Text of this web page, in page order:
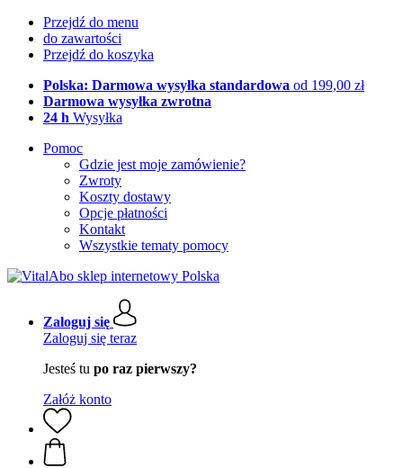
Przejdź do menu
do zawartości
Przejdź do koszyka
Polska: Darmowa wysyłka standardowa od 199,00 zł
Darmowa wysyłka zwrotna
24 h Wysyłka
Pomoc
Gdzie jest moje zamówienie?
Zwroty
Koszty dostawy
Opcje płatności
Kontakt
Wszystkie tematy pomocy
Zaloguj się
Zaloguj się teraz
Jesteś tu po raz pierwszy?
Załóż konto